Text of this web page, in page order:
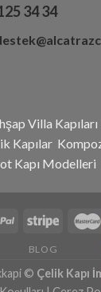
34 34
Villa Kapıları
Kapılar
Kapı Modelleri
BLOG
© Çelik Kapı